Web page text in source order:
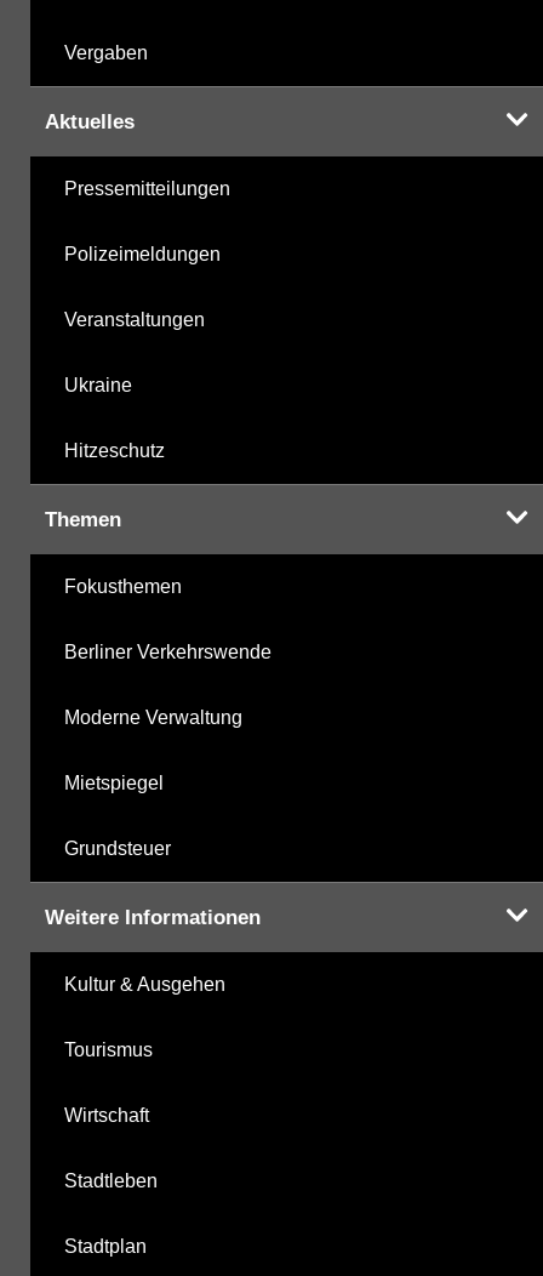
Vergaben
Aktuelles
Pressemitteilungen
Polizeimeldungen
Veranstaltungen
Ukraine
Hitzeschutz
Themen
Fokusthemen
Berliner Verkehrswende
Moderne Verwaltung
Mietspiegel
Grundsteuer
Weitere Informationen
Kultur & Ausgehen
Tourismus
Wirtschaft
Stadtleben
Stadtplan